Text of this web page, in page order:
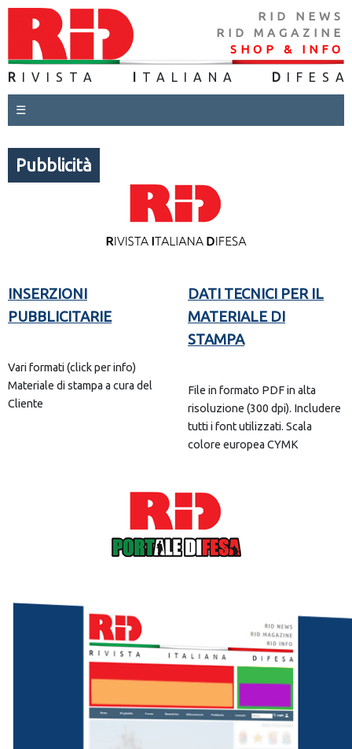
RID NEWS
RID MAGAZINE
SHOP & INFO
R IVISTA TALIANA D IFES A
☰
Pubblicità
INSERZIONI
PUBBLICITARIE
Vari formati (click per info)
Materiale di stampa a cura del
Cliente
DATI TECNICI PER IL
MATERIALE DI
STAMPA
File in formato PDF in alta
risoluzione (300 dpi). Includere
tutti i font utilizzati. Scala
colore europea CYMK